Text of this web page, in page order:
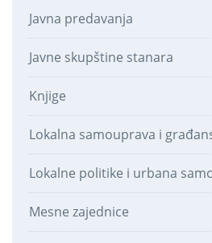
Javna predavanja
Javne skupštine stanara
Knjige
Lokalna samouprava i
Lokalne politike i urbana
Mesne zajednice